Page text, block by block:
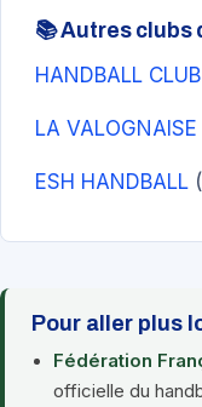
📚 Autres clubs
HANDBALL
LA
ESH HANDBALL
Pour aller plus
Fédération
officielle du